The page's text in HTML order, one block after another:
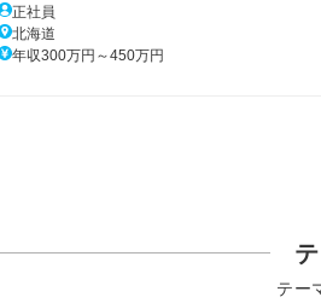
正社員
北海道
年収300万円～450万円
テー